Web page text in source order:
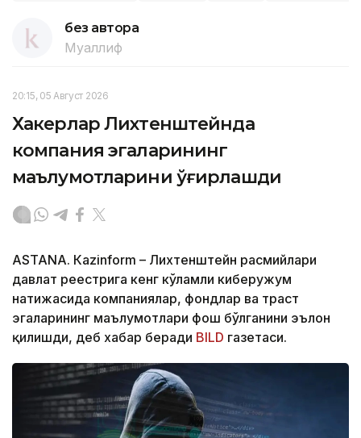
без автора
Муаллиф
20:15, 05 Август 2026
Хакерлар Лихтенштейнда
компания эгаларининг
маълумотларини ўғирлашди
ASTANА. Кazinform – Лихтенштейн расмийлари
давлат реестрига кенг кўламли киберҳужум
натижасида компаниялар, фондлар ва траст
эгаларининг маълумотлари фош бўлганини эълон
қилишди, деб хабар беради BILD газетаси.